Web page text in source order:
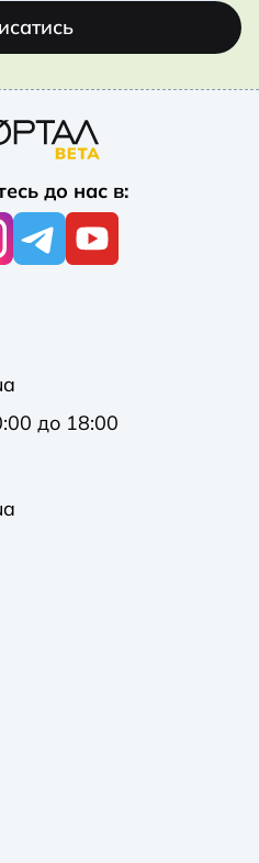
до нас в:
до 18:00